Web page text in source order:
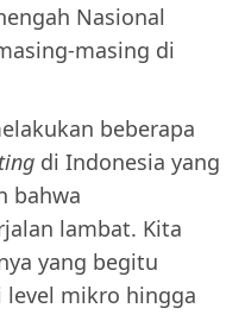
Nasional
masing di
beberapa
di Indonesia yang
bahwa
lambat. Kita
yang begitu
level mikro hingga